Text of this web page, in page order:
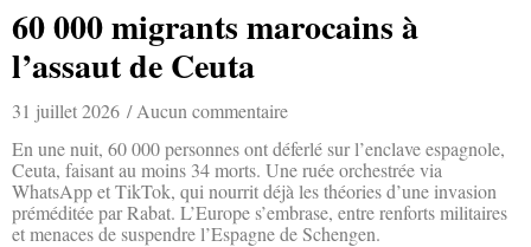
60 000 migrants marocains à
l’assaut de Ceuta
31 juillet 2026
Aucun commentaire
En une nuit, 60 000 personnes ont déferlé sur l’enclave espagnole,
Ceuta, faisant au moins 34 morts. Une ruée orchestrée via
WhatsApp et TikTok, qui nourrit déjà les théories d’une invasion
préméditée par Rabat. L’Europe s’embrase, entre renforts militaires
et menaces de suspendre l’Espagne de Schengen.